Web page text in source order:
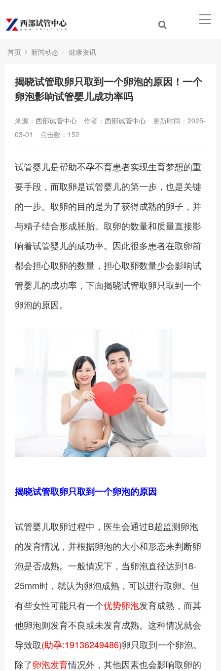
首页 新闻动态 健康资讯
揭晓试管取卵只取到一个卵泡的原因！一个
卵泡影响试管婴儿成功率吗
来源： 西部试管中心 作者： 西部试管中心
更新时间：2025-
03-01
点击数： 152
试管婴儿是帮助不孕不育患者实现生育梦想的重
要手段，而取卵是试管婴儿的第一步，也是关键
的一步。取卵的目的是为了获得成熟的卵子，并
与精子结合形成胚胎。取卵的数量和质量直接影
响着试管婴儿的成功率。因此很多患者在取卵前
都会担心取卵的数量，担心取卵数量少会影响试
管婴儿的成功率，下面揭晓试管取卵只取到一个
卵泡的原因。
揭晓试管取卵只取到一个卵泡的原因
试管婴儿取卵过程中，医生会通过B超监测卵泡
的发育情况，并根据卵泡的大小和形态来判断卵
泡是否成熟。一般情况下，当卵泡直径达到18-
25mm时，就认为卵泡成熟，可以进行取卵。但
有些女性可能只有一个优势卵泡发育成熟，而其
他卵泡则发育不良或未发育成熟。这种情况就会
导致取(助孕:19136249486)卵只取到一个卵泡。
除了卵泡发育情况外，其他因素也会影响取卵的